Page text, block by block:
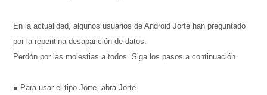
En la actualidad, algunos usuarios de Android Jorte han preguntado
por la repentina desaparición de datos.
Perdón por las molestias a todos. Siga los pasos a continuación.
● Para usar el tipo Jorte, abra Jorte